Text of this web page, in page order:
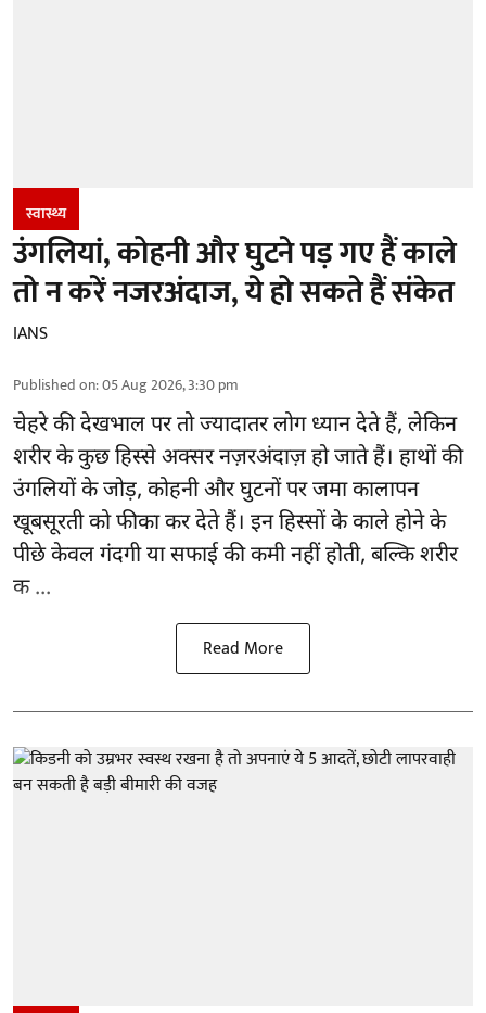
स्वास्थ्य
उंगलियां, कोहनी और घुटने पड़ गए हैं काले
तो न करें नजरअंदाज, ये हो सकते हैं संकेत
IANS
Published on:05 Aug 2026, 3:30 pm
चेहरे की देखभालपर तो ज्यादातर लोग ध्यान देते हैं, लेकिन
शरीर के कुछ हिस्से अक्सर नज़रअंदाज़ हो जाते हैं। हाथों की
उंगलियों के जोड़, कोहनी और घुटनों पर जमा कालापन
खूबसूरती को फीका कर देते हैं। इन हिस्सों के काले होने के
पीछे केवल गंदगी या सफाई की कमी नहीं होती, बल्कि शरीर
क ...
Read More